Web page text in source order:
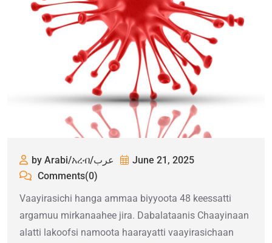
by Arabi/አረብ/عرب
June 21, 2025
Comments(0)
Vaayirasichi hanga ammaa biyyoota 48 keessatti
argamuu mirkanaahee jira. Dabalataanis Chaayinaan
alatti lakoofsi namoota haarayatti vaayirasichaan